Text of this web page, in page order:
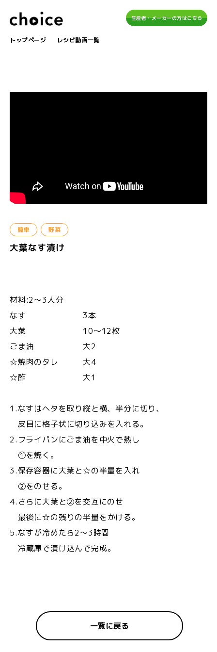
トップページ レシピ動画一覧
生産者・メーカーの方はこちら
簡単 野菜
大葉なす漬け
材料:2〜3人分
なす 3本
大葉 10〜12枚
ごま油 大2
☆焼肉のタレ 大4
☆酢 大1
1.なすはヘタを取り縦と横、半分に切り、
皮目に格子状に切り込みを入れる。
2.フライパンにごま油を中火で熱し
①を焼く。
3.保存容器に大葉と☆の半量を入れ
②をのせる。
4.さらに大葉と②を交互にのせ
最後に☆の残りの半量をかける。
5.なすが冷めたら2〜3時間
冷蔵庫で漬け込んで完成。
一覧に戻る